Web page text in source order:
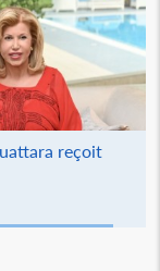
reçoit